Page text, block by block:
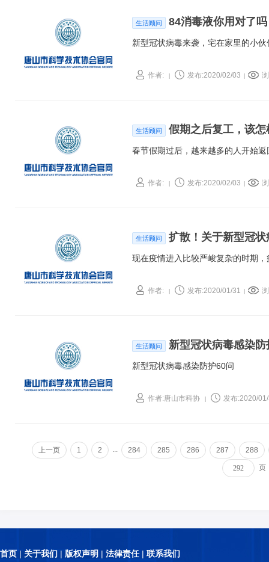
生活顾问 84消毒液你用对了
新型冠状病毒来袭，宅在家里的小
作者: 发布:2020/02/03
生活顾问 假期之后复工，该怎
春节假期过后，越来越多的人开始
作者: 发布:2020/02/03
生活顾问 扩散！关于新型冠
现在疫情进入比较严峻复杂的时期
作者: 发布:2020/01/31
生活顾问 新型冠状病毒感染防
新型冠状病毒感染防护60问
作者:唐山市科协 发布:2020/
上一页 1 2 ... 284 285 286 287 288
页
首页 | 关于我们 | 版权声明 | 法律责任| 联系我们